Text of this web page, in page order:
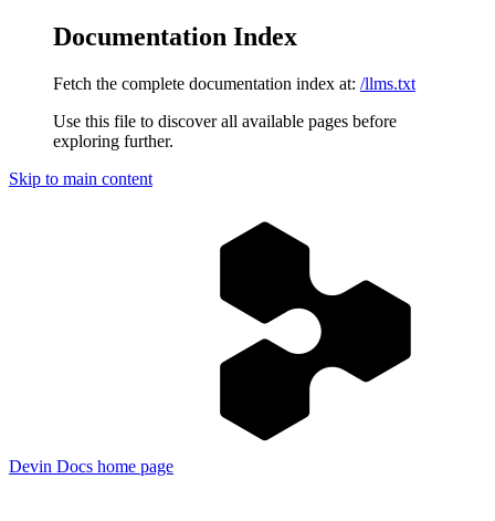
Documentation Index
Fetch the complete documentation index at: /llms.txt
Use this file to discover all available pages before
exploring further.
Skip to main content
Devin Docs home page